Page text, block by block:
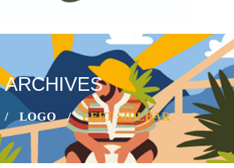
ARCHIVES
/ LOGO / LEFT SIDEBAR